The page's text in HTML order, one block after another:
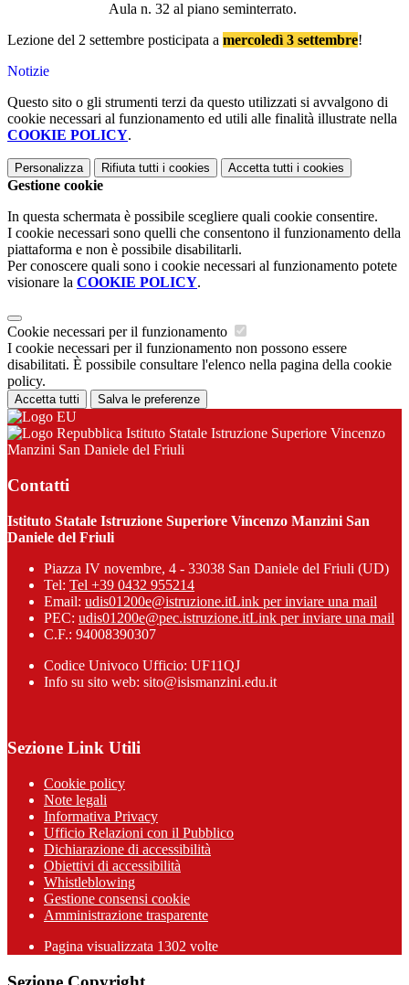
Aula n. 32 al piano seminterrato.
Lezione del 2 settembre posticipata a mercoledì 3 settembre!
Notizie
Questo sito o gli strumenti terzi da questo utilizzati si avvalgono di
cookie necessari al funzionamento ed utili alle finalità illustrate nella
COOKIE POLICY.
Personalizza Rifiuta tutti i cookies Accetta tutti i cookies
Gestione cookie
In questa schermata è possibile scegliere quali cookie consentire.
I cookie necessari sono quelli che consentono il funzionamento della
piattaforma e non è possibile disabilitarli.
Per conoscere quali sono i cookie necessari al funzionamento potete
visionare la COOKIE POLICY.
Cookie necessari per il funzionamento
I cookie necessari per il funzionamento non possono essere
disabilitati. È possibile consultare l'elenco nella pagina della cookie
policy.
Accetta tutti Salva le preferenze
Istituto Statale Istruzione Superiore Vincenzo
Manzini San Daniele del Friuli
Contatti
Istituto Statale Istruzione Superiore Vincenzo Manzini San
Daniele del Friuli
Piazza IV novembre, 4 - 33038 San Daniele del Friuli (UD)
Tel: Tel +39 0432 955214
Email: udis01200e@istruzione.itLink per inviare una mail
PEC: udis01200e@pec.istruzione.itLink per inviare una mail
C.F.: 94008390307
Codice Univoco Ufficio: UF11QJ
Info su sito web: sito@isismanzini.edu.it
Sezione Link Utili
Cookie policy
Note legali
Informativa Privacy
Ufficio Relazioni con il Pubblico
Dichiarazione di accessibilità
Obiettivi di accessibilità
Whistleblowing
Gestione consensi cookie
Amministrazione trasparente
Pagina visualizzata 1302 volte